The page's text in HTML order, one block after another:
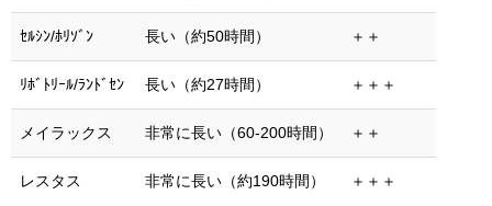
ｾﾙｼﾝ/ﾎﾘｿﾞﾝ 長い（約50時間） ＋＋
ﾘﾎﾞﾄﾘｰﾙ/ﾗﾝﾄﾞｾﾝ 長い（約27時間） ＋＋＋
メイラックス 非常に長い（60-200時間） ＋＋
レスタス 非常に長い（約190時間） ＋＋＋